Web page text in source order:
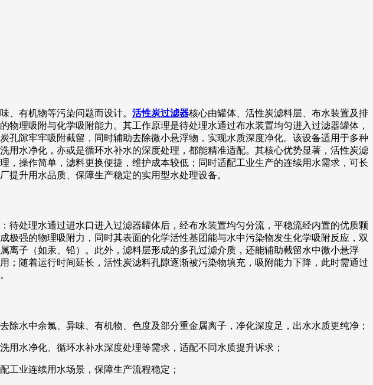
、有机物等污染问题而设计。 活性炭过滤器核心由罐体、活性炭滤料层、布水装置及排
理吸附与化学吸附能力。其工作原理是待处理水通过布水装置均匀进入过滤器罐体，
隙牢牢吸附截留，同时辅助去除微小悬浮物，实现水质深度净化。该设备适用于多种
水净化，亦或是循环水补水的深度处理，都能精准适配。其核心优势显著，活性炭滤
操作简单，滤料更换便捷，维护成本较低；同时适配工业生产的连续用水需求，可长
升用水品质、保障生产稳定的实用型水处理设备。
处理水通过进水口进入过滤器罐体后，经布水装置均匀分流，平稳流经内置的优质颗
强的物理吸附力，同时其表面的化学活性基团能与水中污染物发生化学吸附反应，双
子（如汞、铅）。此外，滤料层形成的多孔过滤介质，还能辅助截留水中微小悬浮
随着运行时间延长，活性炭滤料孔隙逐渐被污染物填充，吸附能力下降，此时需通过
水中余氯、异味、有机物、色度及部分重金属离子，净化深度足，出水水质更纯净；
水净化、循环水补水深度处理等需求，适配不同水质提升诉求；
工业连续用水场景，保障生产流程稳定；